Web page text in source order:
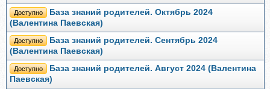
Доступно
База знаний родителей. Октябрь 2024
(Валентина Паевская)
Доступно
База знаний родителей. Сентябрь 2024
(Валентина Паевская)
Доступно
База знаний родителей. Август 2024 (Валентина
Паевская)